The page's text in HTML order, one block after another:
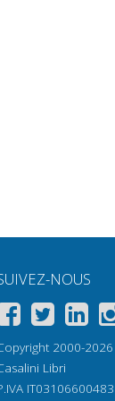
NOUS
2000-2026
Libri
IT03106600483